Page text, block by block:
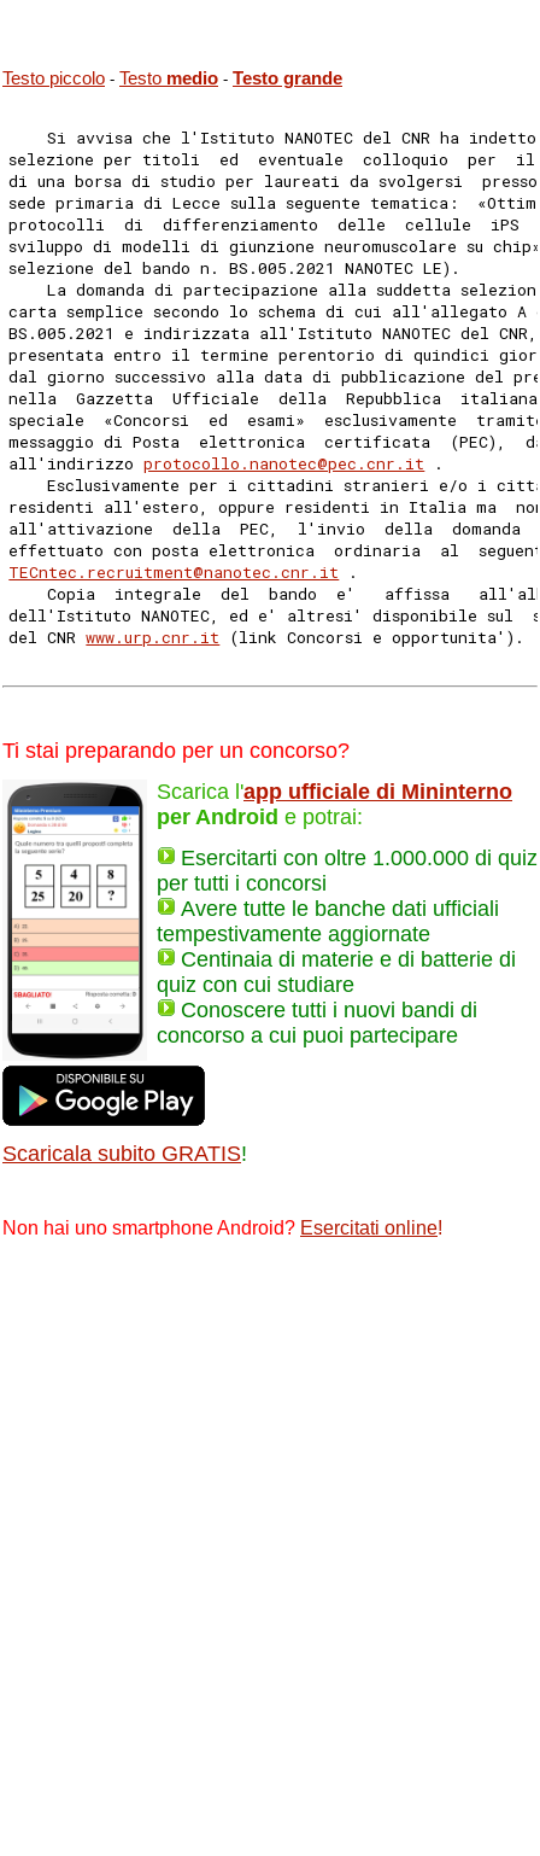
Testo piccolo - Testo medio - Testo grande
Si avvisa che l'Istituto NANOTEC del CNR ha
selezione per titoli  ed  eventuale  colloquio  per  il
di una borsa di studio per laureati da svolgersi
sede primaria di Lecce sulla seguente tematica:
protocolli  di  differenziamento  delle  cellule  iPS
sviluppo di modelli di giunzione neuromuscolare su
selezione del bando n. BS.005.2021 NANOTEC LE).
La domanda di partecipazione alla suddetta
carta semplice secondo lo schema di cui all'allegato A
BS.005.2021 e indirizzata all'Istituto NANOTEC del
presentata entro il termine perentorio di quindici
dal giorno successivo alla data di pubblicazione del
nella  Gazzetta  Ufficiale  della  Repubblica
speciale  «Concorsi  ed  esami»  esclusivamente
messaggio di Posta  elettronica  certificata  (PEC),
all'indirizzo protocollo.nanotec@pec.cnr.it .
Esclusivamente per i cittadini stranieri e/o i
residenti all'estero, oppure residenti in Italia ma
all'attivazione  della  PEC,  l'invio  della  domanda
effettuato con posta elettronica  ordinaria  al
TECntec.recruitment@nanotec.cnr.it .
Copia  integrale  del  bando  e'   affissa
dell'Istituto NANOTEC, ed e' altresi' disponibile sul
del CNR www.urp.cnr.it (link Concorsi e opportunita').
Ti stai preparando per un concorso?
Scarica l'app ufficiale di Mininterno
per Android e potrai:
Esercitarti con oltre 1.000.000 di quiz
per tutti i concorsi
Avere tutte le banche dati ufficiali
tempestivamente aggiornate
Centinaia di materie e di batterie di
quiz con cui studiare
Conoscere tutti i nuovi bandi di
concorso a cui puoi partecipare
Scaricala subito GRATIS!
Non hai uno smartphone Android? Esercitati online!